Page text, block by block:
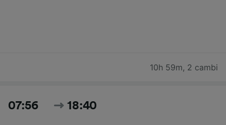
10h 59m, 2 cambi
07:56 18:40